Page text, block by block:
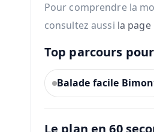
Pour comprendre la
consultez aussi la
Top parcours
Balade facile